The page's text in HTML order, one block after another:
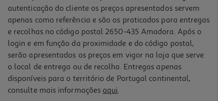
-10%
Livro Aguarela De Paris De João Pinto Coelho
autenticação do cliente os preços apresentados servem
apenas como referência e são os praticados para entregas
e recolhas no código postal 2650-435 Amadora. Após o
login e em função da proximidade e do código postal,
serão apresentados os preços em vigor na loja que serve
o local de entrega ou de recolha. Entregas apenas
disponíveis para o território de Portugal continental,
consulte mais informações aqui.